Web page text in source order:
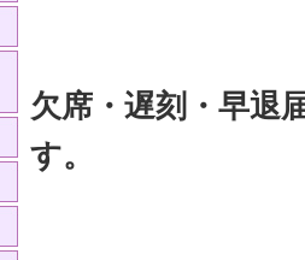
欠席・遅刻・早退
す。